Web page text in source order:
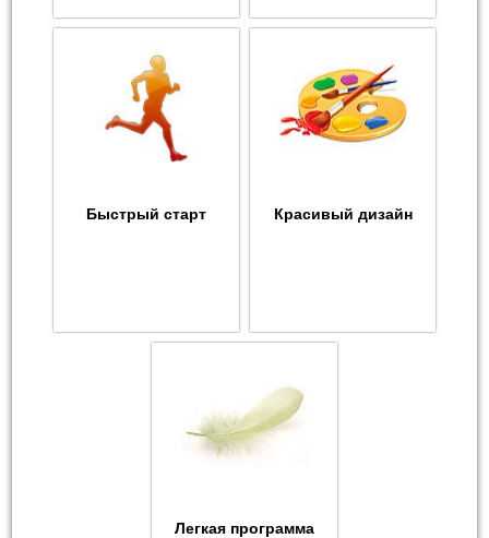
Быстрый старт Красивый дизайн
Легкая программа